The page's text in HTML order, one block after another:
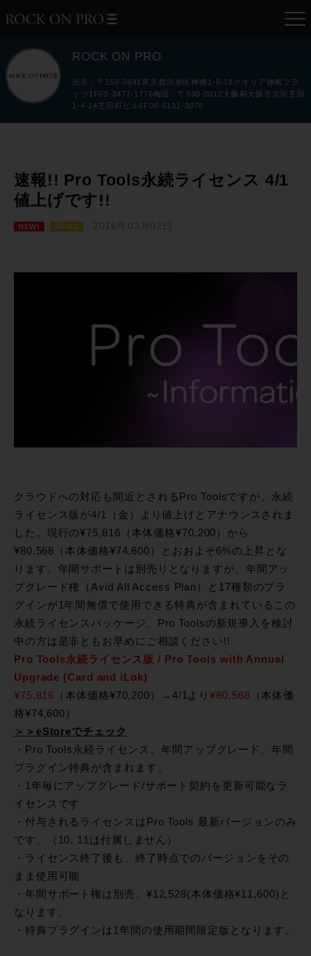
ROCK ON PRO
渋谷：〒150-0041東京都渋谷区神南1-8-18クオリア神南フラ
ッツ1F03-3477-1776梅田：〒530-0012大阪府大阪市北区芝田
1-4-14芝田町ビル6F06-6131-3078
速報!! Pro Tools永続ライセンス 4/1
値上げです!!
NEW! NEWS 2016年03月02日
クラウドへの対応も間近とされるPro Toolsですが、永続
ライセンス版が4/1（金）より値上げとアナウンスされま
した。現行の¥75,816（本体価格¥70,200）から
¥80,568（本体価格¥74,600）とおおよそ6%の上昇とな
ります。年間サポートは別売りとなりますが、年間アッ
プグレード権（Avid All Access Plan）と17種類のプラ
グインが1年間無償で使用できる特典が含まれているこの
永続ライセンスパッケージ、Pro Toolsの新規導入を検討
中の方は是非ともお早めにご相談ください!!
Pro Tools永続ライセンス版 / Pro Tools with Annual
Upgrade (Card and iLok)
¥75,816 （本体価格¥70,200）→4/1より¥80,568 （本体価
格¥74,600）
＞＞eStoreでチェック
・Pro Tools永続ライセンス、年間アップグレード、年間
プラグイン特典が含まれます。
・1年毎にアップグレード/サポート契約を更新可能なラ
イセンスです
・付与されるライセンスはPro Tools 最新バージョンのみ
です。（10, 11は付属しません）
・ライセンス終了後も、終了時点でのバージョンをその
まま使用可能
・年間サポート権は別売、¥12,528(本体価格¥11,600)と
なります。
・特典プラグインは1年間の使用期間限定版となります。